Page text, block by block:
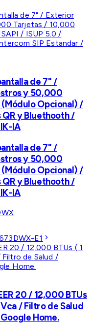
de 7" /
y 50,000
Opcional) /
QR y Bluethooth /
IA
de 7" /
y 50,000
Opcional) /
QR y Bluethooth /
IA
E1
20 / 12,000 BTUs
Vca / Filtro de Salud
Home.